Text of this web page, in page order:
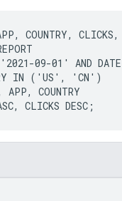
COUNTRY, CLICKS,
'2021-09-01' AND
IN ('US', 'CN')
APP, COUNTRY